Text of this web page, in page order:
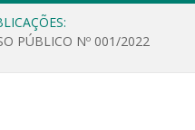
PÚBLICO Nº 001/2022